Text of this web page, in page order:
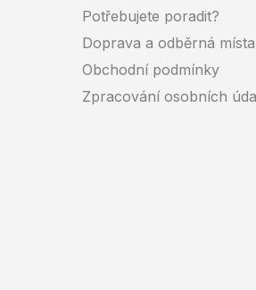
Potřebujete poradit?
Doprava a odběrná místa
Obchodní podmínky
Zpracování osobních